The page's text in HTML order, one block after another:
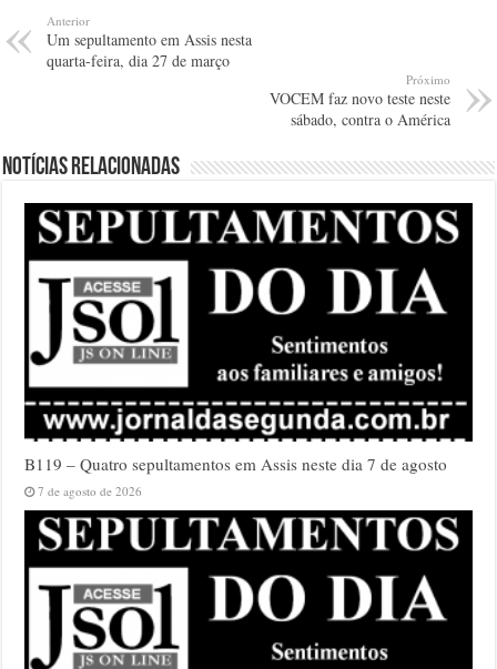
Anterior
Um sepultamento em Assis nesta
quarta-feira, dia 27 de março
Próximo
VOCEM faz novo teste neste
sábado, contra o América
Notícias relacionadas
B119 – Quatro sepultamentos em Assis neste dia 7 de agosto
7 de agosto de 2026